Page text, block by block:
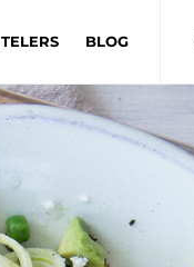
TELERS BLOG